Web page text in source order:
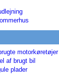
motorkøretøjer
af brugt bil
plader